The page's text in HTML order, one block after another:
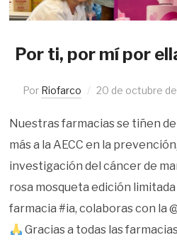
Por ti, por mí por
Por Riofarco 20 de octubre
Nuestras farmacias se tiñen
más a la AECC en la
investigación del cáncer de
rosa mosqueta edición
farmacia #ia, colaboras con la
Gracias a todas las